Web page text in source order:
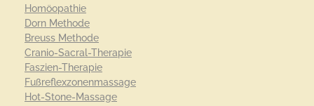
Homöopathie
Dorn Methode
Breuss Methode
Cranio-Sacral-Therapie
Faszien-Therapie
Fußreflexzonenmassage
Hot-Stone-Massage